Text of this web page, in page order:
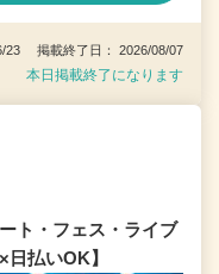
23 掲載終了日： 2026/08/07
本日掲載終了になります
ト・フェス・ライブ
払いOK】